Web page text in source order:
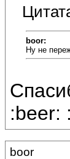
boor:
Ну не
:beer:
boor